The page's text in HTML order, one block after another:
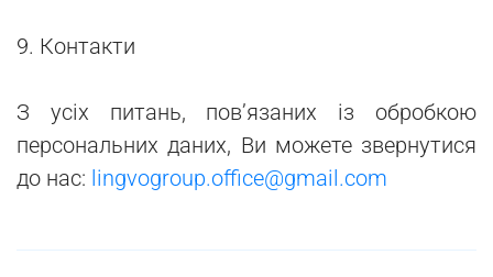
9. Контакти
З усіх питань, пов’язаних із обробкою
персональних даних, Ви можете звернутися
до нас: lingvogroup.office@gmail.com